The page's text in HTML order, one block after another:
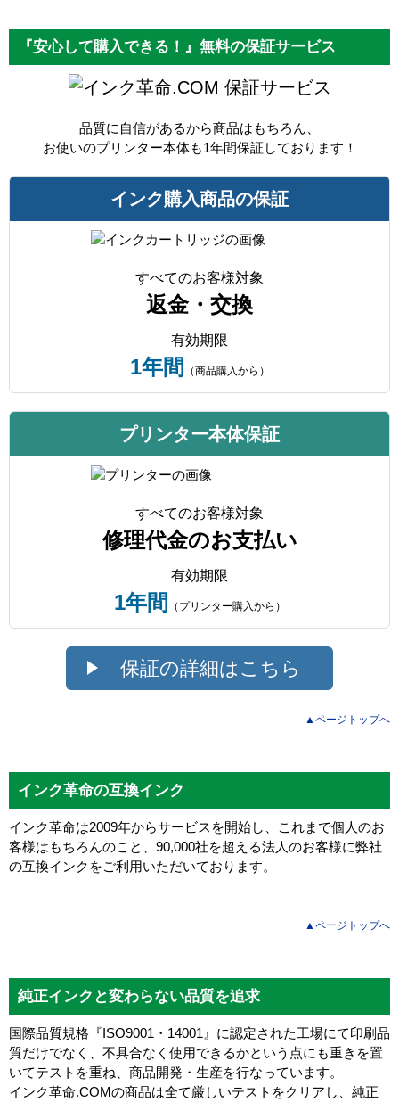
『安心して購入できる！』無料の保証サービス
保証サービス
品質に自信があるから商品はもちろん、
お使いのプリンター本体も1年間保証しております！
インク購入商品の保証
すべてのお客様対象
返金・交換
有効期限
1年間 （商品購入から）
プリンター本体保証
すべてのお客様対象
修理代金のお支払い
有効期限
1年間 （プリンター購入から）
保証の詳細はこちら
▲ページトップへ
インク革命の互換インク
インク革命は2009年からサービスを開始し、これまで個人のお
客様はもちろんのこと、90,000社を超える法人のお客様に弊社
の互換インクをご利用いただいております。
▲ページトップへ
純正インクと変わらない品質を追求
国際品質規格『ISO9001・14001』に認定された工場にて印刷品
質だけでなく、不具合なく使用できるかという点にも重きを置
いてテストを重ね、商品開発・生産を行なっています。
インク革命.COMの商品は全て厳しいテストをクリアし、 純正